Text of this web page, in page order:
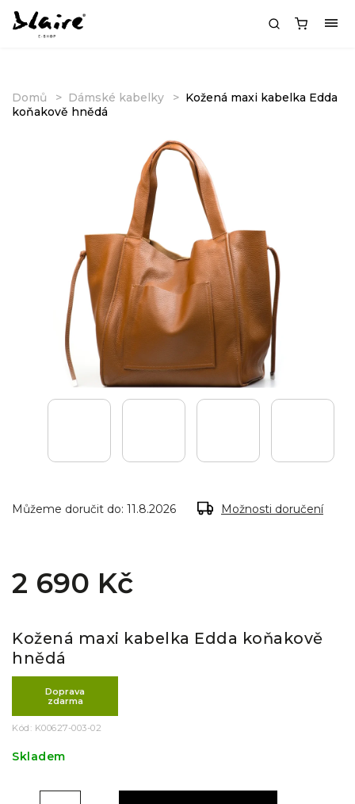
Domů Dámské kabelky
Kožená maxi kabelka Edda
koňakově hnědá
Můžeme doručit do: 11.8.2026 Možnosti doručení
2 690 Kč
Kožená maxi kabelka Edda koňakově
hnědá
Doprava
zdarma
Kód: K00627-003-02
Skladem